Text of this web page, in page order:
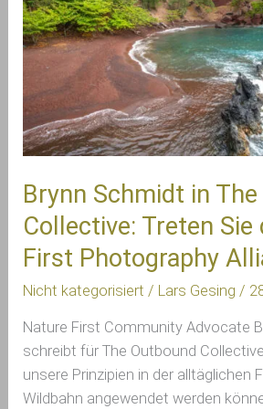
Brynn Schmidt in
Collective: Treten Sie
First Photography
Nicht kategorisiert / Lars Gesing /
Nature First Community Advocate
schreibt für The Outbound
unsere Prinzipien in der alltäglichen
Wildbahn angewendet werden
Outbound
Collective:
Treten
Sie
der
Nature
Photography
Alliance
bei